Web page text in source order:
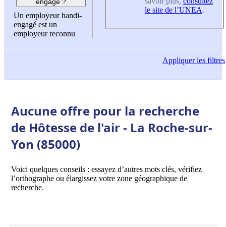
engagé ?
Un employeur handi-
engagé est un
employeur reconnu
le site de l’UNEA.
Appliquerles filtres
Aucune offre pour la recherche
de Hôtesse de l'air - La Roche-sur-
Yon (85000)
Voici quelques conseils : essayez d’autres mots clés, vérifiez
l’orthographe ou élargissez votre zone géographique de
recherche.